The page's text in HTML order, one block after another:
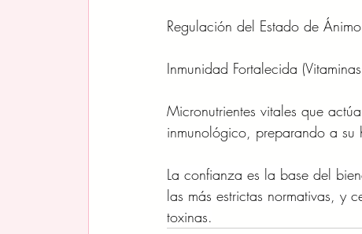
Regulación del Estado de Ánimo
Inmunidad Fortalecida
Micronutrientes vitales que
inmunológico, preparando a
La confianza es la base del
las más estrictas normativas, y
toxinas.